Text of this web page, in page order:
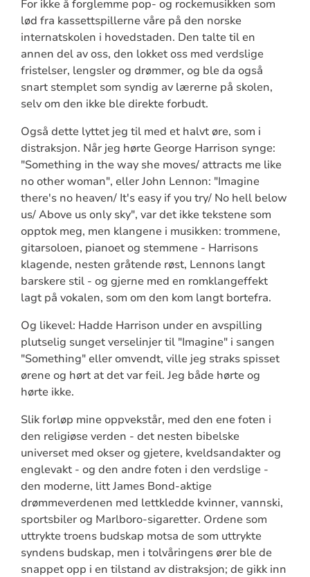
For ikke å forglemme pop- og rockemusikken som
lød fra kassettspillerne våre på den norske
internatskolen i hovedstaden. Den talte til en
annen del av oss, den lokket oss med verdslige
fristelser, lengsler og drømmer, og ble da også
snart stemplet som syndig av lærerne på skolen,
selv om den ikke ble direkte forbudt.
Også dette lyttet jeg til med et halvt øre, som i
distraksjon. Når jeg hørte George Harrison synge:
"Something in the way she moves/ attracts me like
no other woman", eller John Lennon: "Imagine
there's no heaven/ It's easy if you try/ No hell below
us/ Above us only sky", var det ikke tekstene som
opptok meg, men klangene i musikken: trommene,
gitarsoloen, pianoet og stemmene - Harrisons
klagende, nesten gråtende røst, Lennons langt
barskere stil - og gjerne med en romklangeffekt
lagt på vokalen, som om den kom langt bortefra.
Og likevel: Hadde Harrison under en avspilling
plutselig sunget verselinjer til "Imagine" i sangen
"Something" eller omvendt, ville jeg straks spisset
ørene og hørt at det var feil. Jeg både hørte og
hørte ikke.
Slik forløp mine oppvekstår, med den ene foten i
den religiøse verden - det nesten bibelske
universet med okser og gjetere, kveldsandakter og
englevakt - og den andre foten i den verdslige -
den moderne, litt James Bond-aktige
drømmeverdenen med lettkledde kvinner, vannski,
sportsbiler og Marlboro-sigaretter. Ordene som
uttrykte troens budskap motsa de som uttrykte
syndens budskap, men i tolvåringens ører ble de
snappet opp i en tilstand av distraksjon; de gikk inn